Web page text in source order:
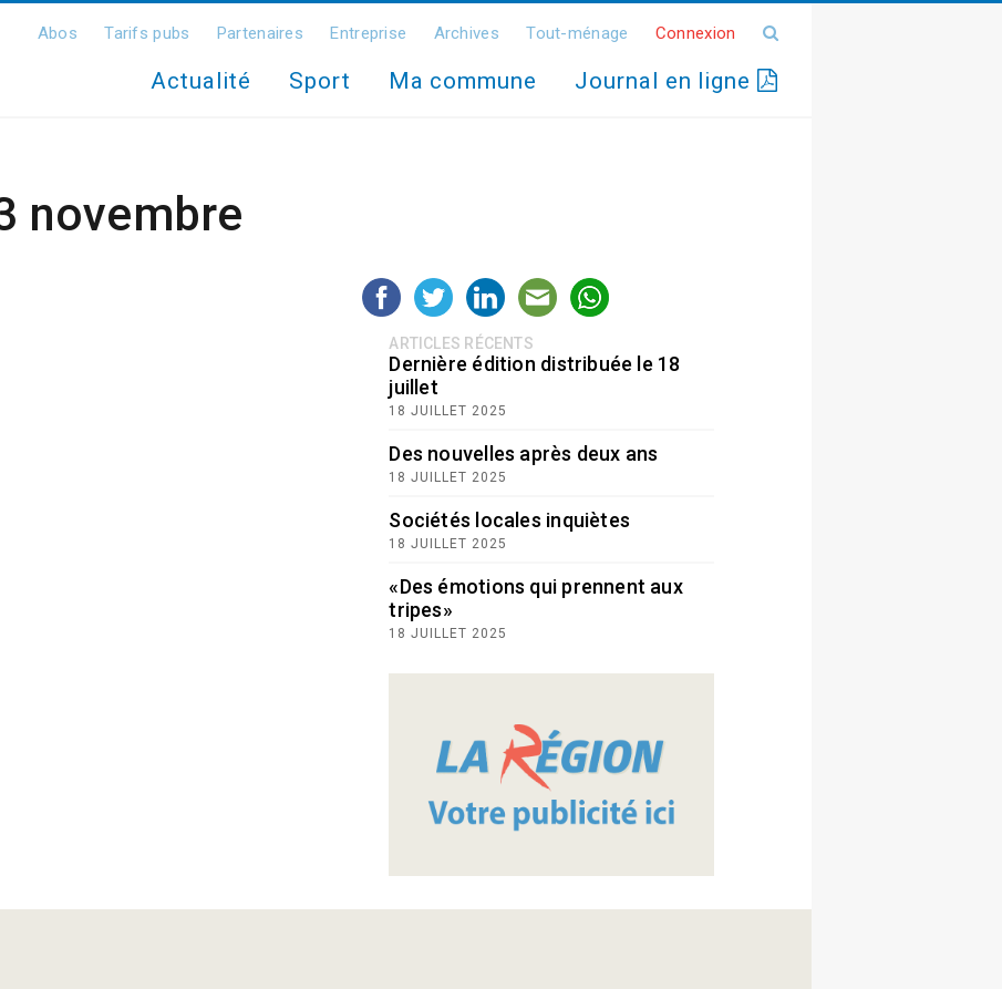
Abos Tarifs pubs Partenaires Entreprise Archives Tout-ménage Connexion
Actualité Sport Ma commune Journal en ligne
novembre
ARTICLES RÉCENTS
Dernière édition distribuée le 18
juillet
18 JUILLET 2025
Des nouvelles après deux ans
18 JUILLET 2025
Sociétés locales inquiètes
18 JUILLET 2025
«Des émotions qui prennent aux
tripes»
18 JUILLET 2025